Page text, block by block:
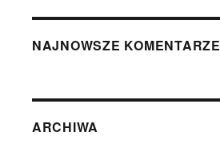
NAJNOWSZE KOMENTARZE
ARCHIWA